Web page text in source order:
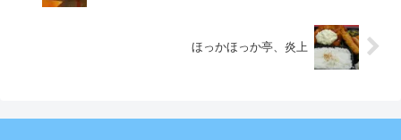
ほっかほっか亭、炎上